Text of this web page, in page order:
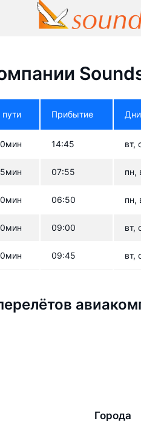
пути Прибытие
14:45 вт,
07:55 пн,
06:50 пн,
09:00 вт,
09:45 вт,
Города